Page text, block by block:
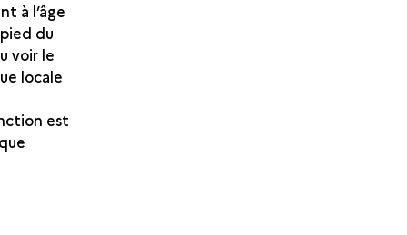
à l’âge
du
voir le
locale
est